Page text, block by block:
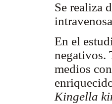
Se realiza
En el
negativos.
medios
Kingella